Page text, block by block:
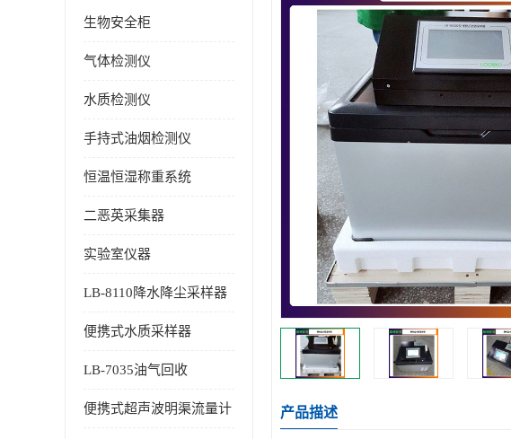
生物安全柜
气体检测仪
水质检测仪
手持式油烟检测仪
恒温恒湿称重系统
二恶英采集器
实验室仪器
LB-8110降水降尘采样器
便携式水质采样器
LB-7035油气回收
便携式超声波明渠流量计 产品描述